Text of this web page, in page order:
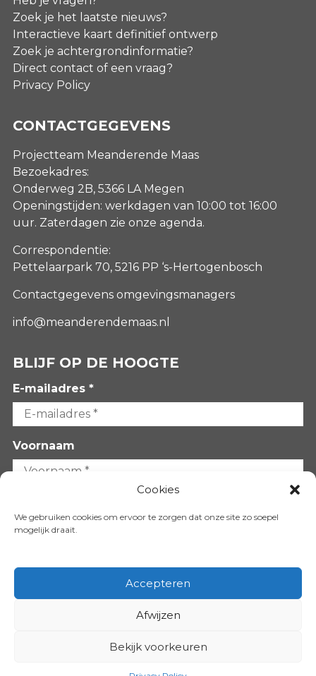
Cookies
We gebruiken cookies om ervoor te zorgen dat onze site zo soepel
mogelijk draait.
Accepteren
Afwijzen
Bekijk voorkeuren
Zoek je het laatste nieuws?
Interactieve kaart definitief ontwerp
Zoek je achtergrondinformatie?
Direct contact of een vraag?
Privacy Policy
CONTACTGEGEVENS
Projectteam Meanderende Maas
Bezoekadres:
Onderweg 2B, 5366 LA Megen
Openingstijden: werkdagen van 10:00 tot 16:00
uur. Zaterdagen zie onze agenda.
Correspondentie:
Pettelaarpark 70, 5216 PP ‘s-Hertogenbosch
Contactgegevens omgevingsmanagers
info@meanderendemaas.nl
BLIJF OP DE HOOGTE
E-mailadres *
Voornaam
VOLG ONS OP: